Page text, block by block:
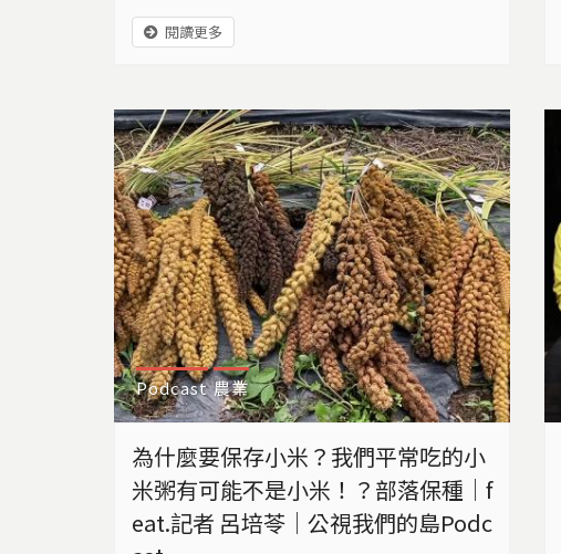
風同時也掀開了，西南沿海地區的防災應變
上，鮮少被關注到的「風」災議題。
閱讀更多
Podcast 農業
為什麼要保存小米？我們平常吃的小
米粥有可能不是小米！？部落保種｜f
eat.記者 呂培苓｜公視我們的島Podc